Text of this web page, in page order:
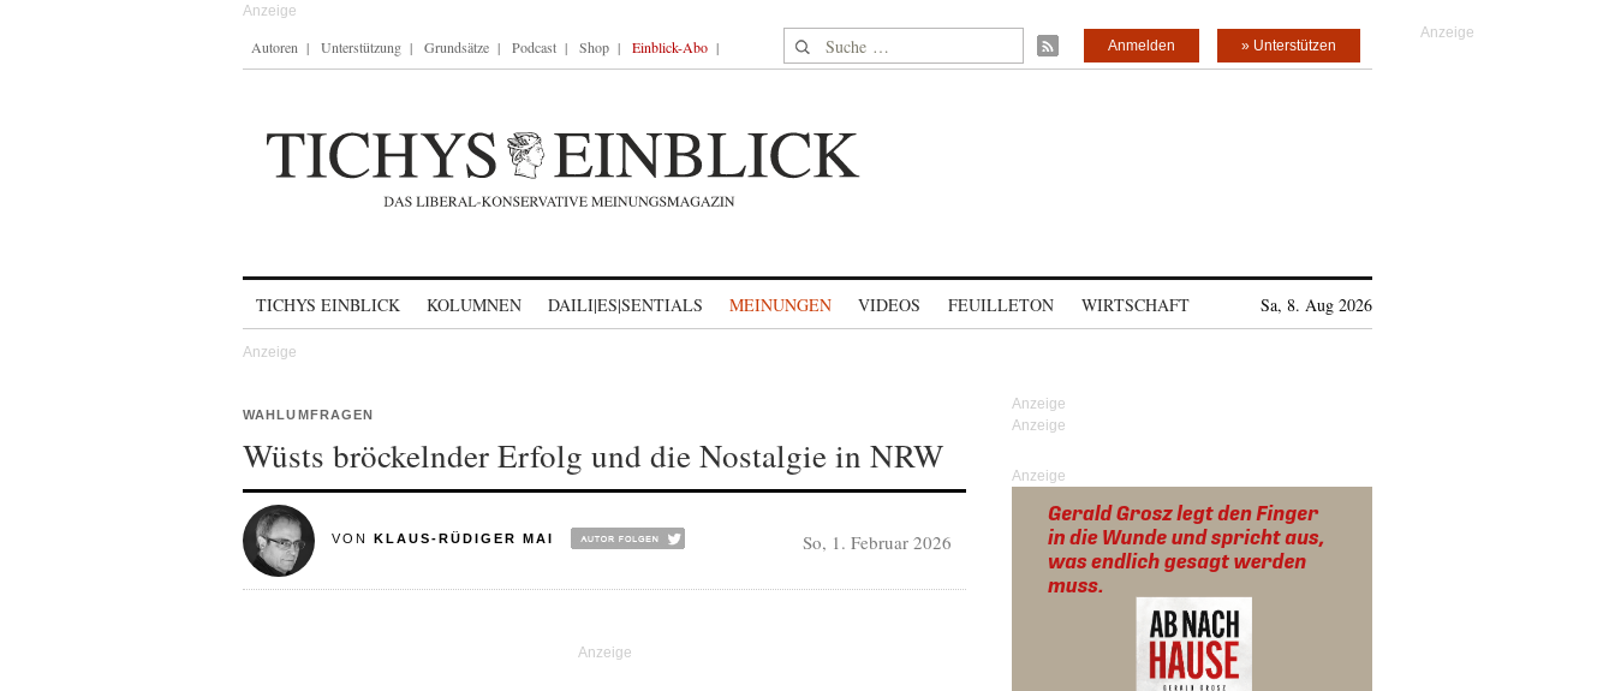
Autoren Unterstützung Grundsätze Podcast Shop Einblick-Abo Suche nach: » Unterstützen
Anmelden
TICHYS EINBLICK KOLUMNEN DAILI|ES|SENTIALS MEINUNGEN VIDEOS FEUILLETON WIRTSCHAFT Sa, 8. Aug 2026
WAHLUMFRAGEN
Wüsts bröckelnder Erfolg und die Nostalgie in NRW
VON KLAUS-RÜDIGER MAI So, 1. Februar 2026
Anzeige